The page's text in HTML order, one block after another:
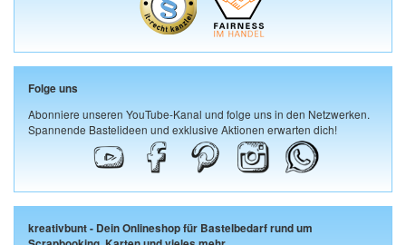
Folge uns
Abonniere unseren YouTube-Kanal und folge uns in den Netzwerken.
Spannende Bastelideen und exklusive Aktionen erwarten dich!
kreativbunt - Dein Onlineshop für Bastelbedarf rund um